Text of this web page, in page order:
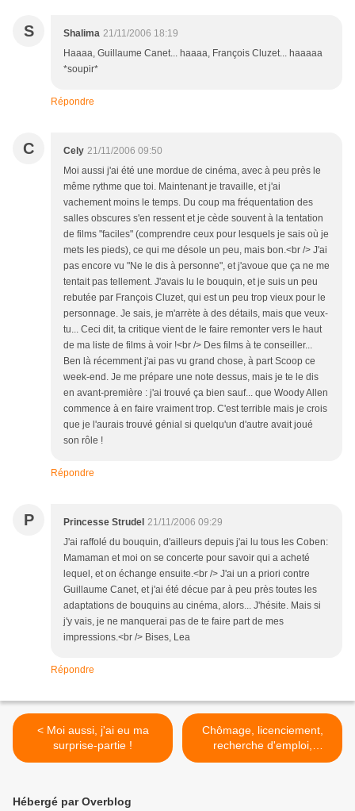
S Shalima 21/11/2006 18:19
Haaaa, Guillaume Canet... haaaa, François Cluzet... haaaaa
*soupir*
Répondre
C Cely 21/11/2006 09:50
Moi aussi j'ai été une mordue de cinéma, avec à peu près le
même rythme que toi. Maintenant je travaille, et j'ai
vachement moins le temps. Du coup ma fréquentation des
salles obscures s'en ressent et je cède souvent à la tentation
de films "faciles" (comprendre ceux pour lesquels je sais où je
mets les pieds), ce qui me désole un peu, mais bon.<br /> J'ai
pas encore vu "Ne le dis à personne", et j'avoue que ça ne me
tentait pas tellement. J'avais lu le bouquin, et je suis un peu
rebutée par François Cluzet, qui est un peu trop vieux pour le
personnage. Je sais, je m'arrète à des détails, mais que veux-
tu... Ceci dit, ta critique vient de le faire remonter vers le haut
de ma liste de films à voir !<br /> Des films à te conseiller...
Ben là récemment j'ai pas vu grand chose, à part Scoop ce
week-end. Je me prépare une note dessus, mais je te le dis
en avant-première : j'ai trouvé ça bien sauf... que Woody Allen
commence à en faire vraiment trop. C'est terrible mais je crois
que je l'aurais trouvé génial si quelqu'un d'autre avait joué
son rôle !
Répondre
P Princesse Strudel 21/11/2006 09:29
J'ai raffolé du bouquin, d'ailleurs depuis j'ai lu tous les Coben:
Mamaman et moi on se concerte pour savoir qui a acheté
lequel, et on échange ensuite.<br /> J'ai un a priori contre
Guillaume Canet, et j'ai été décue par à peu près toutes les
adaptations de bouquins au cinéma, alors... J'hésite. Mais si
j'y vais, je ne manquerai pas de te faire part de mes
impressions.<br /> Bises, Lea
Répondre
< Moi aussi, j'ai eu ma
surprise-partie !
Chômage, licenciement,
recherche d'emploi,
nouveau job : Faire son
Hébergé par Overblog